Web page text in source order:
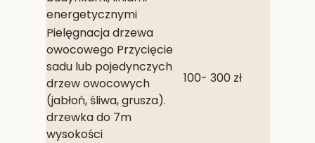
energetycznymi
Pielęgnacja drzewa
owocowego Przycięcie
sadu lub pojedynczych
drzew owocowych
(jabłoń, śliwa, grusza).
drzewka do 7m
wysokości
100- 300 zł